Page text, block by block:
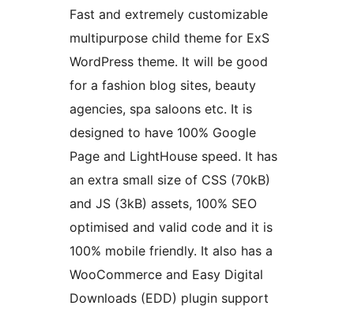
Fast and extremely customizable
multipurpose child theme for ExS
WordPress theme. It will be good
for a fashion blog sites, beauty
agencies, spa saloons etc. It is
designed to have 100% Google
Page and LightHouse speed. It has
an extra small size of CSS (70kB)
and JS (3kB) assets, 100% SEO
optimised and valid code and it is
100% mobile friendly. It also has a
WooCommerce and Easy Digital
Downloads (EDD) plugin support